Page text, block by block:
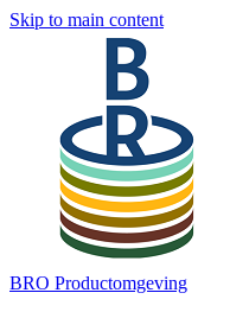
Skip to main content
BRO Productomgeving